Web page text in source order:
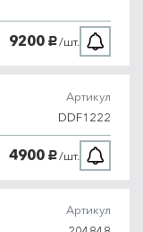
9200 руб./шт.
Артикул
DDF1222
4900 руб./шт.
Артикул